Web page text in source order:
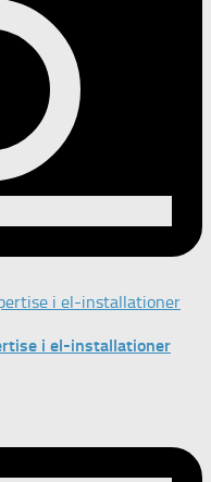
i el-installationer